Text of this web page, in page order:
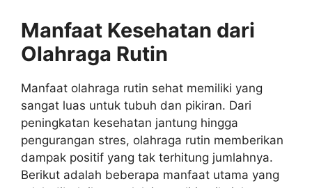
Manfaat Kesehatan dari
Olahraga Rutin
Manfaat olahraga rutin sehat memiliki yang
sangat luas untuk tubuh dan pikiran. Dari
peningkatan kesehatan jantung hingga
pengurangan stres, olahraga rutin memberikan
dampak positif yang tak terhitung jumlahnya.
Berikut adalah beberapa manfaat utama yang